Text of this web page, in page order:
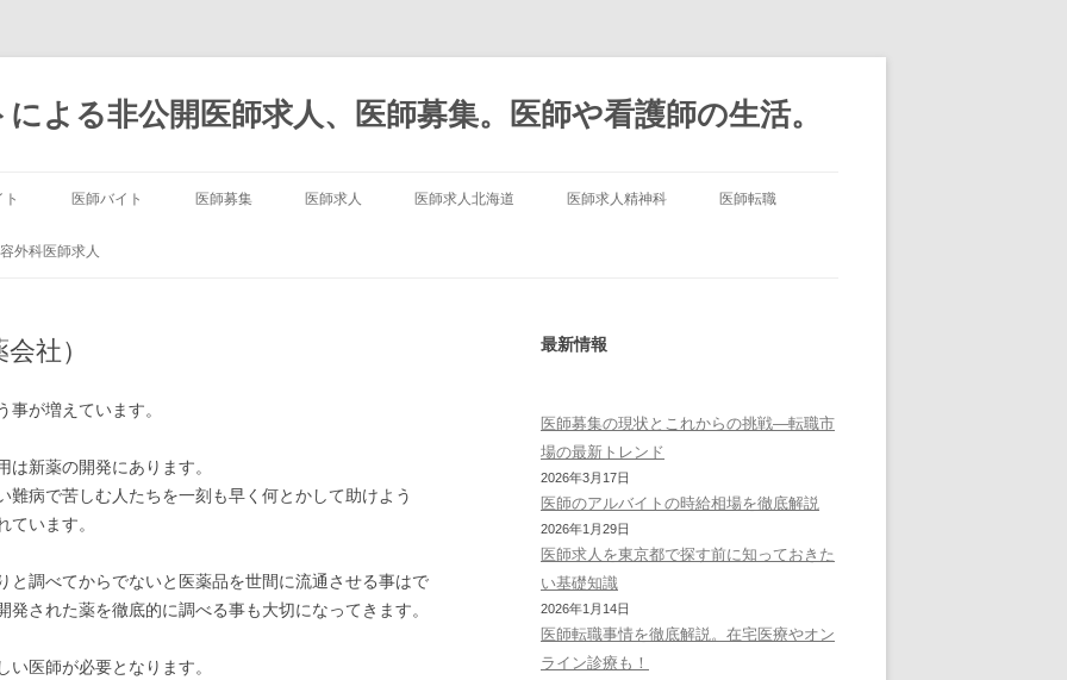
よる非公開医師求人、医師募集。医師や看護師の生活。
医師バイト 医師募集 医師求人 医師求人北海道 医師求人精神科 医師転職
外科医師求人
社）
が増えています。
は新薬の開発にあります。
病で苦しむ人たちを一刻も早く何とかして助けよう
ています。
と調べてからでないと医薬品を世間に流通させる事はで
された薬を徹底的に調べる事も大切になってきます。
医師が必要となります。
最新情報
医師募集の現状とこれからの挑戦—転職市
場の最新トレンド
2026年3月17日
医師のアルバイトの時給相場を徹底解説
2026年1月29日
医師求人を東京都で探す前に知っておきた
い基礎知識
2026年1月14日
医師転職事情を徹底解説。在宅医療やオン
ライン診療も！